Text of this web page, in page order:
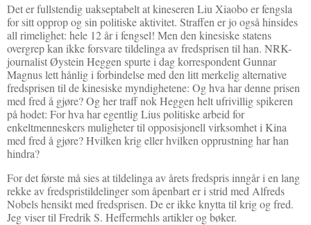
Det er fullstendig uakseptabelt at kineseren Liu Xiaobo er fengsla
for sitt opprop og sin politiske aktivitet. Straffen er jo også hinsides
all rimelighet: hele 12 år i fengsel! Men den kinesiske statens
overgrep kan ikke forsvare tildelinga av fredsprisen til han. NRK-
journalist Øystein Heggen spurte i dag korrespondent Gunnar
Magnus lett hånlig i forbindelse med den litt merkelig alternative
fredsprisen til de kinesiske myndighetene: Og hva har denne prisen
med fred å gjøre? Og her traff nok Heggen helt ufrivillig spikeren
på hodet: For hva har egentlig Lius politiske arbeid for
enkeltmenneskers muligheter til opposisjonell virksomhet i Kina
med fred å gjøre? Hvilken krig eller hvilken opprustning har han
hindra?
For det første må sies at tildelinga av årets fredspris inngår i en lang
rekke av fredspristildelinger som åpenbart er i strid med Alfreds
Nobels hensikt med fredsprisen. De er ikke knytta til krig og fred.
Jeg viser til Fredrik S. Heffermehls artikler og bøker.